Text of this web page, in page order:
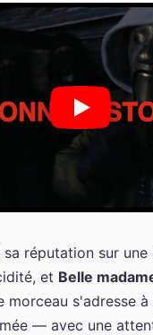
réputation sur
et Belle
morceau s'adresse
— avec une